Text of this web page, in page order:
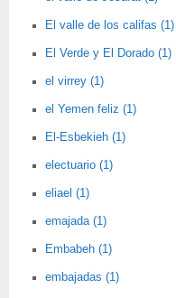
El valle de los califas (1)
El Verde y El Dorado (1)
el virrey (1)
el Yemen feliz (1)
El-Esbekieh (1)
electuario (1)
eliael (1)
emajada (1)
Embabeh (1)
embajadas (1)